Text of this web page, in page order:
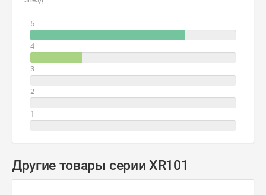
5
4
3
2
1
Другие товары серии XR101